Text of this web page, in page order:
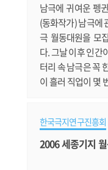
남극에 귀여운 펭
(동화작가) 남극에
극 월동대원을 모
다. 그날 이후 인간
터리 속 남극은 꼭
이 흘러 직업이 몇
컥 지원서를 냈다.
모인 탓이었을까
한국극지연구진흥회
2006 세종기지